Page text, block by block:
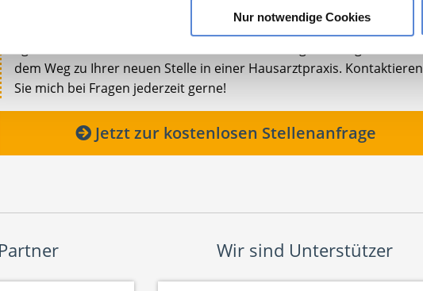
Nur notwendige Cookies
dem Weg zu Ihrer neuen Stelle in einer Hausarztpraxis. Kontaktieren
Sie mich bei Fragen jederzeit gerne!
Jetzt zur kostenlosen Stellenanfrage
Wir sind Unterstützer